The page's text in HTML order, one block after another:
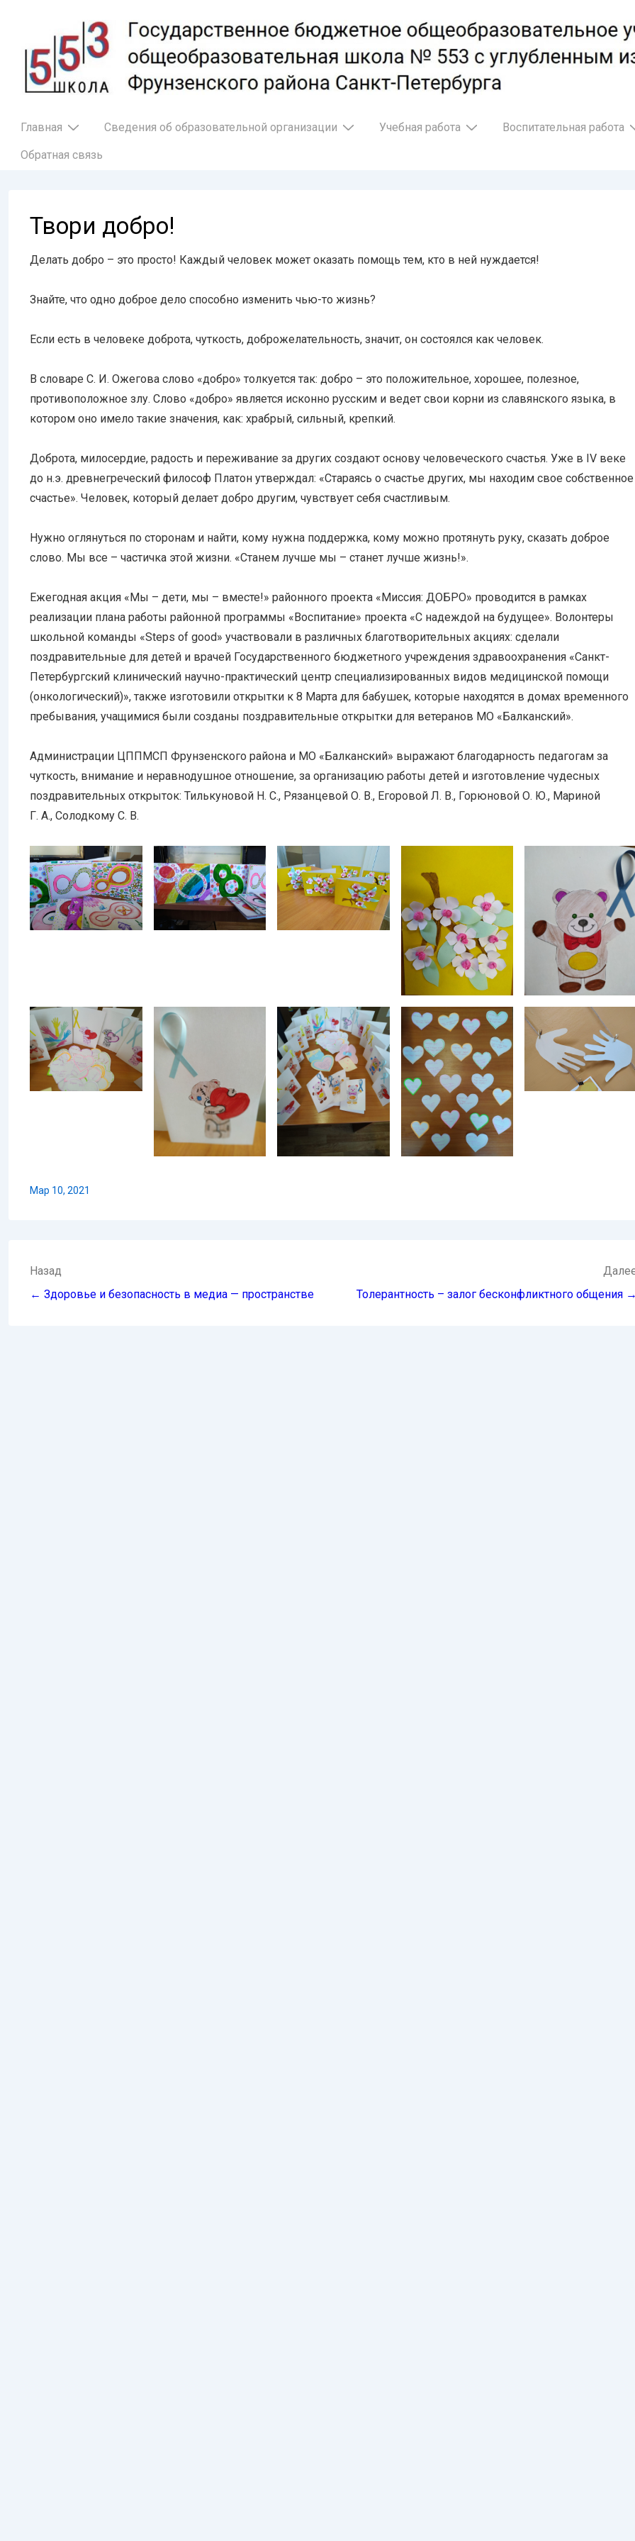
основному
содержимому
Основная
Главная Сведения об образовательной организации Учебная работа Воспитательная работа
Обратная связь
Твори добро!
Делать добро – это просто! Каждый человек может оказать помощь тем, кто в ней нуждается!
Знайте, что одно доброе дело способно изменить чью-то жизнь?
Если есть в человеке доброта, чуткость, доброжелательность, значит, он состоялся как человек.
В словаре С. И. Ожегова слово «добро» толкуется так: добро – это положительное, хорошее, полезное,
противоположное злу. Слово «добро» является исконно русским и ведет свои корни из славянского языка, в
котором оно имело такие значения, как: храбрый, сильный, крепкий.
Доброта, милосердие, радость и переживание за других создают основу человеческого счастья. Уже в IV веке
до н.э. древнегреческий философ Платон утверждал: «Стараясь о счастье других, мы находим свое собственное
счастье». Человек, который делает добро другим, чувствует себя счастливым.
Нужно оглянуться по сторонам и найти, кому нужна поддержка, кому можно протянуть руку, сказать доброе
слово. Мы все – частичка этой жизни. «Станем лучше мы – станет лучше жизнь!».
Ежегодная акция «Мы – дети, мы – вместе!» районного проекта «Миссия: ДОБРО» проводится в рамках
реализации плана работы районной программы «Воспитание» проекта «С надеждой на будущее». Волонтеры
школьной команды «Steps of good» участвовали в различных благотворительных акциях: сделали
поздравительные для детей и врачей Государственного бюджетного учреждения здравоохранения «Санкт-
Петербургский клинический научно-практический центр специализированных видов медицинской помощи
(онкологический)», также изготовили открытки к 8 Марта для бабушек, которые находятся в домах временного
пребывания, учащимися были созданы поздравительные открытки для ветеранов МО «Балканский».
Администрации ЦППМСП Фрунзенского района и МО «Балканский» выражают благодарность педагогам за
чуткость, внимание и неравнодушное отношение, за организацию работы детей и изготовление чудесных
поздравительных открыток: Тилькуновой Н. С., Рязанцевой О. В., Егоровой Л. В., Горюновой О. Ю., Мариной
Г. А., Солодкому С. В.
Мар 10, 2021
Навигация
по
Назад
← Здоровье и безопасность в медиа — пространстве
Толерантность – залог бесконфликтного общения